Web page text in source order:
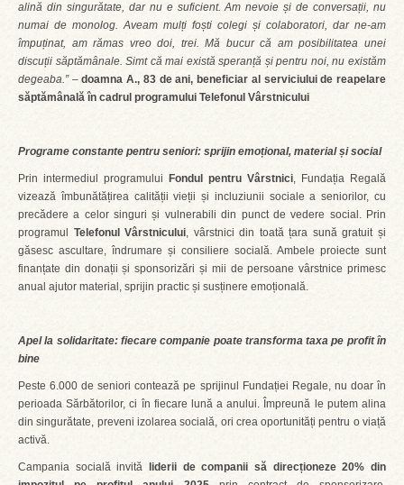
alină din singurătate, dar nu e suficient. Am nevoie și de conversații, nu
numai de monolog. Aveam mulți foști colegi și colaboratori, dar ne-am
împuținat, am rămas vreo doi, trei. Mă bucur că am posibilitatea unei
discuții săptămânale. Simt că mai există speranță și pentru noi, nu existăm
degeaba.”–doamna A., 83 de ani, beneficiar al serviciului de reapelare
săptămânală în cadrul programului Telefonul Vârstnicului
Programe constante pentru seniori: sprijin emoțional, material și social
Prin intermediul programului Fondul pentru Vârstnici, Fundația Regală
vizează îmbunătățirea calității vieții și incluziunii sociale a seniorilor, cu
precădere a celor singuri și vulnerabili din punct de vedere social. Prin
programul Telefonul Vârstnicului, vârstnici din toată țara sună gratuit și
găsesc ascultare, îndrumare și consiliere socială. Ambele proiecte sunt
finanțate din donații și sponsorizări și mii de persoane vârstnice primesc
anual ajutor material, sprijin practic și susținere emoțională.
Apel la solidaritate: fiecare companie poate transforma taxa pe profit în
bine
Peste 6.000 de seniori contează pe sprijinul Fundației Regale, nu doar în
perioada Sărbătorilor, ci în fiecare lună a anului. Împreună le putem alina
din singurătate, preveni izolarea socială, ori crea oportunități pentru o viață
activă.
Campania socială invită liderii de companii să direcționeze 20% din